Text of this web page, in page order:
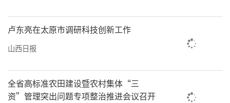
卢东亮在太原市调研科技创新工作
山西日报
全省高标准农田建设暨农村集体“三
资”管理突出问题专项整治推进会议召开